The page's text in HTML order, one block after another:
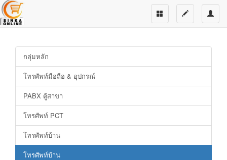
กลุ่มหลัก
โทรศัพท์มือถือ & อุปกรณ์
PABX ตู้สาขา
โทรศัพท์ PCT
โทรศัพท์บ้าน
โทรศัพท์บ้าน